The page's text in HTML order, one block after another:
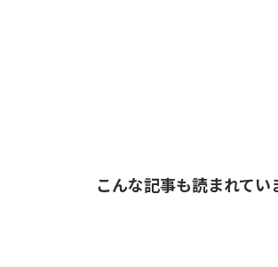
こんな記事も読まれてい